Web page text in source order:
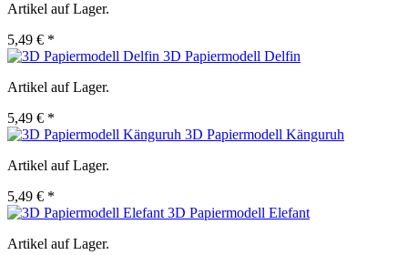
Artikel auf Lager.
5,49 € *
3D Papiermodell Delfin
Artikel auf Lager.
5,49 € *
3D Papiermodell Känguruh
Artikel auf Lager.
5,49 € *
3D Papiermodell Elefant
Artikel auf Lager.